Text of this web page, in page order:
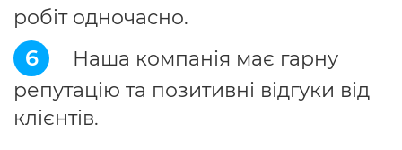
робіт одночасно.
6
Наша компанія має гарну
репутацію та позитивні відгуки від
клієнтів.